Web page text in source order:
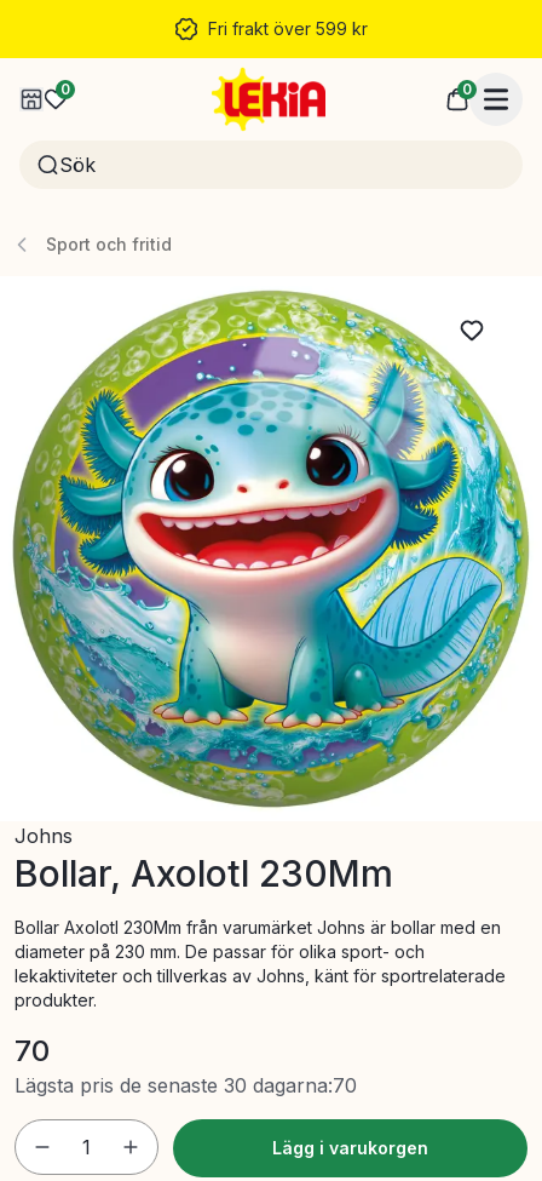
Fri frakt över 599 kr
0 0
Sport och fritid
Johns
Bollar, Axolotl 230Mm
Bollar Axolotl 230Mm från varumärket Johns är bollar med en
diameter på 230 mm. De passar för olika sport- och
lekaktiviteter och tillverkas av Johns, känt för sportrelaterade
produkter.
70
Lägsta pris de senaste 30 dagarna:70
1 Lägg i varukorgen